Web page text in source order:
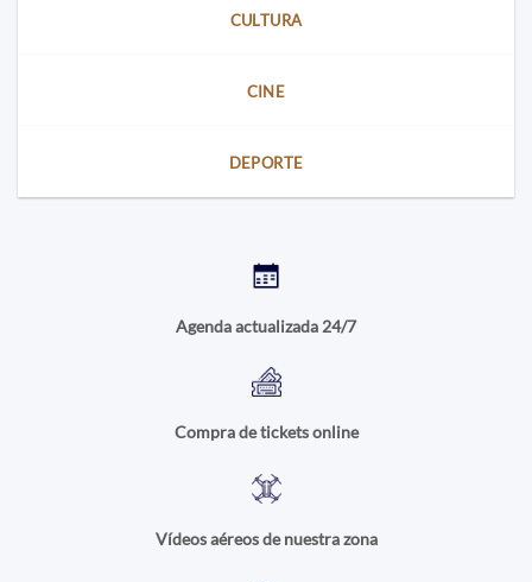
CULTURA
CINE
DEPORTE
Agenda actualizada 24/7
Compra de tickets online
Vídeos aéreos de nuestra zona